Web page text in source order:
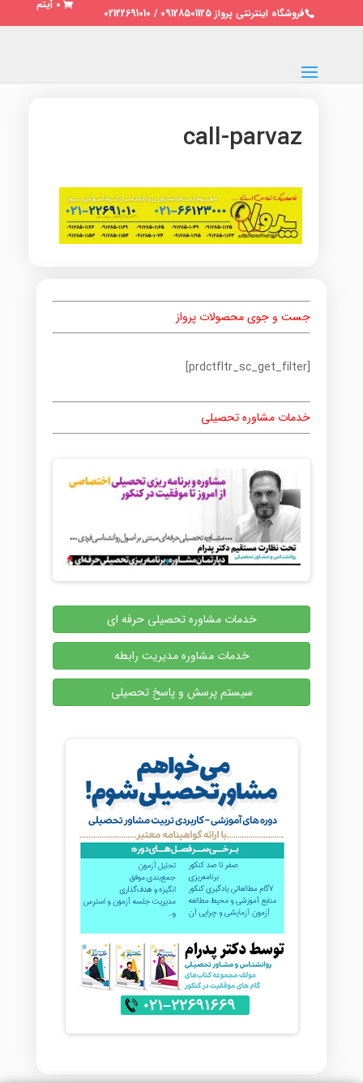
فروشگاه اینترنتی پرواز 09128501125 / 02122691010
0 آیتم
call-parvaz
جست و جوی محصولات پرواز
[prdctfltr_sc_get_filter]
خدمات مشاوره تحصیلی
خدمات مشاوره تحصیلی حرفه ای
خدمات مشاوره مدیریت رابطه
سیستم پرسش و پاسخ تحصیلی